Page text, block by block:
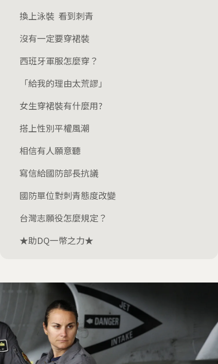
換上泳裝 看到刺青
沒有一定要穿裙裝
西班牙軍服怎麼穿？
「給我的理由太荒謬」
女生穿裙裝有什麼用?
搭上性別平權風潮
相信有人願意聽
寫信給國防部長抗議
國防單位對刺青態度改變
台灣志願役怎麼規定？
★助DQ一幣之力★